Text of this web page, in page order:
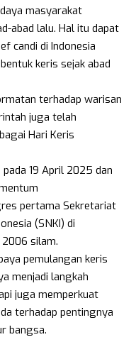
masyarakat
abad lalu. Hal itu dapat
candi di Indonesia
keris sejak abad
terhadap warisan
juga telah
Hari Keris
19 April 2025 dan
pertama Sekretariat
(SNKI) di
silam.
pemulangan keris
menjadi langkah
juga memperkuat
terhadap pentingnya
bangsa.